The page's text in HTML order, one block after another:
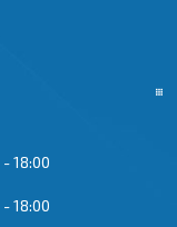
18:00
18:00